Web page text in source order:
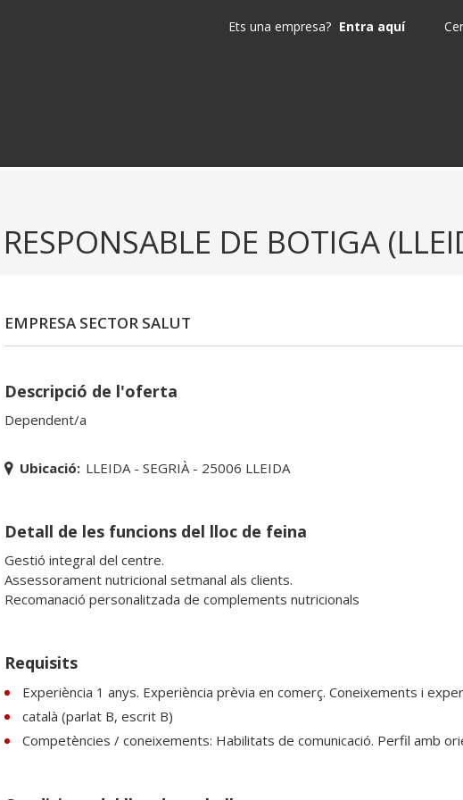
Ets una empresa? Entra aquí
RESPONSABLE DE BOTIGA
EMPRESA SECTOR SALUT
Descripció de l'oferta
Dependent/a
Ubicació: LLEIDA - SEGRIÀ - 25006 LLEIDA
Detall de les funcions del lloc de feina
Gestió integral del centre.
Assessorament nutricional setmanal als clients.
Requisits
Experiència 1 anys. Experiència prèvia en comerç. Coneixements i
català (parlat B, escrit B)
Competències / coneixements: Habilitats de comunicació. Perfil amb